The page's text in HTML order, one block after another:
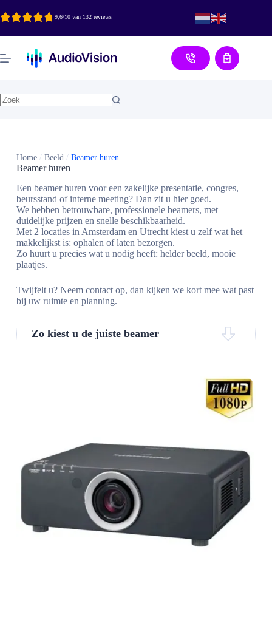
naar
inhoud
9,6/10 van 132 reviews
Aanvraag
Home/ Beeld/ Beamer huren
Beamer huren
Een beamer huren voor een zakelijke presentatie, congres,
beursstand of interne meeting? Dan zit u hier goed.
We hebben betrouwbare, professionele beamers, met
duidelijke prijzen en snelle beschikbaarheid.
Met 2 locaties in Amsterdam en Utrecht kiest u zelf wat het
makkelijkst is: ophalen of laten bezorgen.
Zo huurt u precies wat u nodig heeft: helder beeld, mooie
plaatjes.
Twijfelt u? Neem contact op, dan kijken we kort mee wat past
bij uw ruimte en planning.
Zo kiest u de juiste beamer